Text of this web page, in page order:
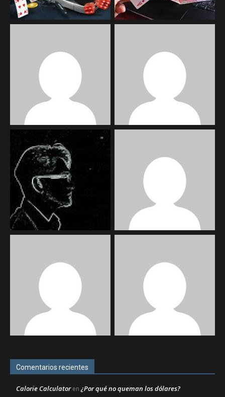
Comentarios recientes
Calorie Calculatoren¿Por qué no queman los dólares?